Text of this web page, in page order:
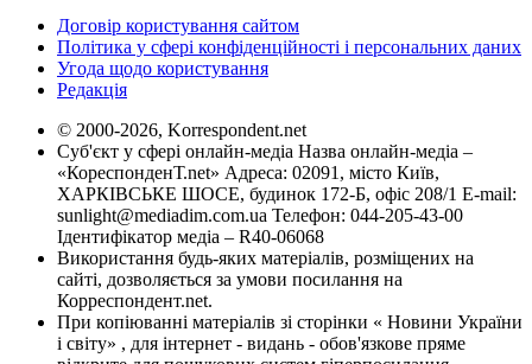
Договір користування сайтом
Політика у сфері конфіденційності і персональних даних
Угода щодо користування
Редакція
© 2000-2026, Korrespondent.net
Суб'єкт у сфері онлайн-медіа Назва онлайн-медіа –
«КореспонденТ.net» Адреса: 02091, місто Київ,
ХАРКІВСЬКЕ ШОСЕ, будинок 172-Б, офіс 208/1 E-mail:
sunlight@mediadim.com.ua Телефон: 044-205-43-00
Ідентифікатор медіа – R40-06068
Використання будь-яких матеріалів, розміщених на
сайті, дозволяється за умови посилання на
Корреспондент.net.
При копіюванні матеріалів зі сторінки « Новини України
і світу» , для інтернет - видань - обов'язкове пряме